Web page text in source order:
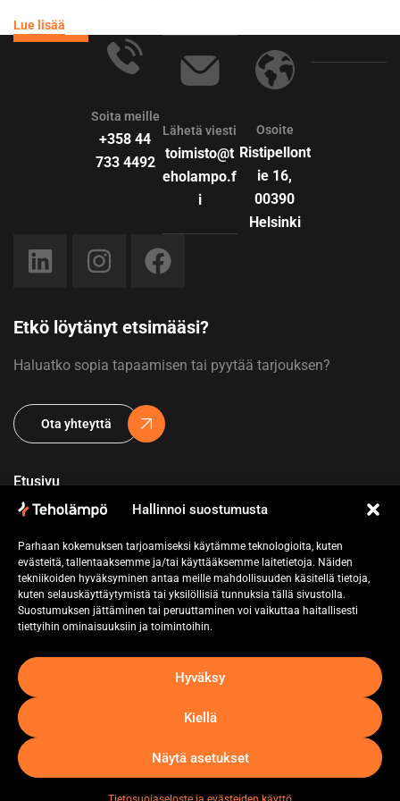
Hallinnoi suostumusta
Parhaan kokemuksen tarjoamiseksi käytämme teknologioita, kuten
evästeitä, tallentaaksemme ja/tai käyttääksemme laitetietoja. Näiden
tekniikoiden hyväksyminen antaa meille mahdollisuuden käsitellä tietoja,
kuten selauskäyttäytymistä tai yksilöllisiä tunnuksia tällä sivustolla.
Suostumuksen jättäminen tai peruuttaminen voi vaikuttaa haitallisesti
tiettyihin ominaisuuksiin ja toimintoihin.
Hyväksy
Kiellä
Näytä asetukset
what we’ve built our reputation on.
Lue lisää
Soita meille
+358 44
733 4492
Lähetä viesti
toimisto@t
eholampo.f
i
Osoite
Ristipellont
ie 16,
00390
Helsinki
Etusivu
Yritys
Referenssit
Pyydä tarjous
Ota yhteyttä
Etkö löytänyt etsimääsi?
Haluatko sopia tapaamisen tai pyytää tarjouksen?
Ota yhteyttä
Tietosuojaseloste